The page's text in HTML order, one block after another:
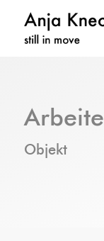
Objekt